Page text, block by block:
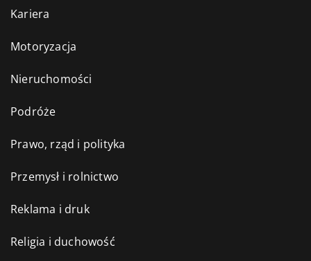
Kariera
Motoryzacja
Nieruchomości
Podróże
Prawo, rząd i polityka
Przemysł i rolnictwo
Reklama i druk
Religia i duchowość